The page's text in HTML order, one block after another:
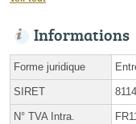
Informations
Forme juridique
SIRET
N° TVA Intra.